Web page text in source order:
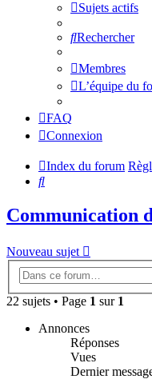
Sujets actifs
Rechercher
Membres
L’équipe du
FAQ
Connexion
Index du forum
Rechercher
Communication
Nouveau sujet
22 sujets • Page 1 sur 1
Annonces
Réponses
Vues
Dernier